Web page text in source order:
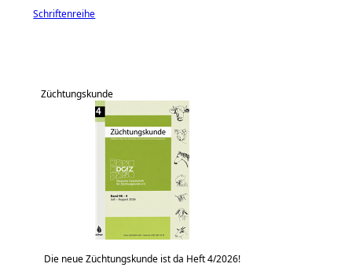
Schriftenreihe
Züchtungskunde
Die neue Züchtungskunde ist da Heft 4/2026!